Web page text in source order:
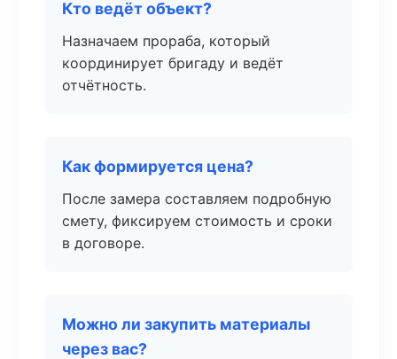
Кто ведёт объект?
Назначаем прораба, который
координирует бригаду и ведёт
отчётность.
Как формируется цена?
После замера составляем подробную
смету, фиксируем стоимость и сроки
в договоре.
Можно ли закупить материалы
через вас?